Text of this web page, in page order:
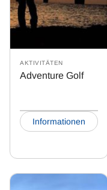
AKTIVITÄTEN
Adventure Golf
Informationen